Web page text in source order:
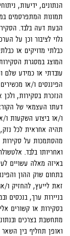
הנתונים, ידיעות,
תמונות המתפרסמים
הבעת דעה בלבד.
גלוי לציבור וכן על
כבלתי מדויקים או
המוצג במסגרת
עובדתי או כמידע שלם
הפיננסים ו/או
הנזכרת בסקירות,
דעתו העצמאי של
ו/או ביצוע השקעות
תהיה אחראית לכל
מהסתמכות על
ואחריותו בלבד.
באיזה מאלה עשויים
בתחום שוק ההון
זאת לייעץ, להחזיק ו/
בניירות ערך, בנכסים
בסקירות או קשורים
מתחשבת בצרכים
ואופן תחליף בין השאר